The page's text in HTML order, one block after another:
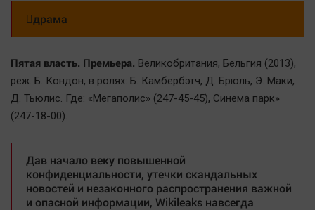
драма
Пятая власть. Премьера. Великобритания, Бельгия (2013),
реж. Б. Кондон, в ролях: Б. Камбербэтч, Д. Брюль, Э. Маки,
Д. Тьюлис. Где: «Мегаполис» (247-45-45), Синема парк»
(247-18-00).
Дав начало веку повышенной
конфиденциальности, утечки скандальных
новостей и незаконного распространения важной
и опасной информации, Wikileaks навсегда